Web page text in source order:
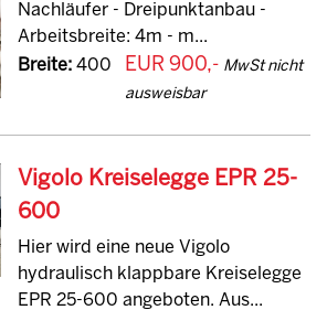
Nachläufer - Dreipunktanbau -
Arbeitsbreite: 4m - m...
Breite:400 EUR 900,- MwSt nicht
ausweisbar
Vigolo Kreiselegge EPR 25-
600
Hier wird eine neue Vigolo
hydraulisch klappbare Kreiselegge
EPR 25-600 angeboten. Aus...